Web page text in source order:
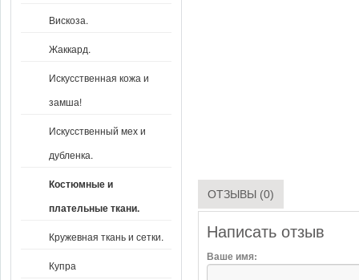
Вискоза.
Жаккард.
Искусственная кожа и
замша!
Искусственный мех и
дубленка.
Костюмные и
плательные ткани.
Кружевная ткань и сетки.
Купра
ОТЗЫВЫ (0)
Написать отзыв
Ваше имя: